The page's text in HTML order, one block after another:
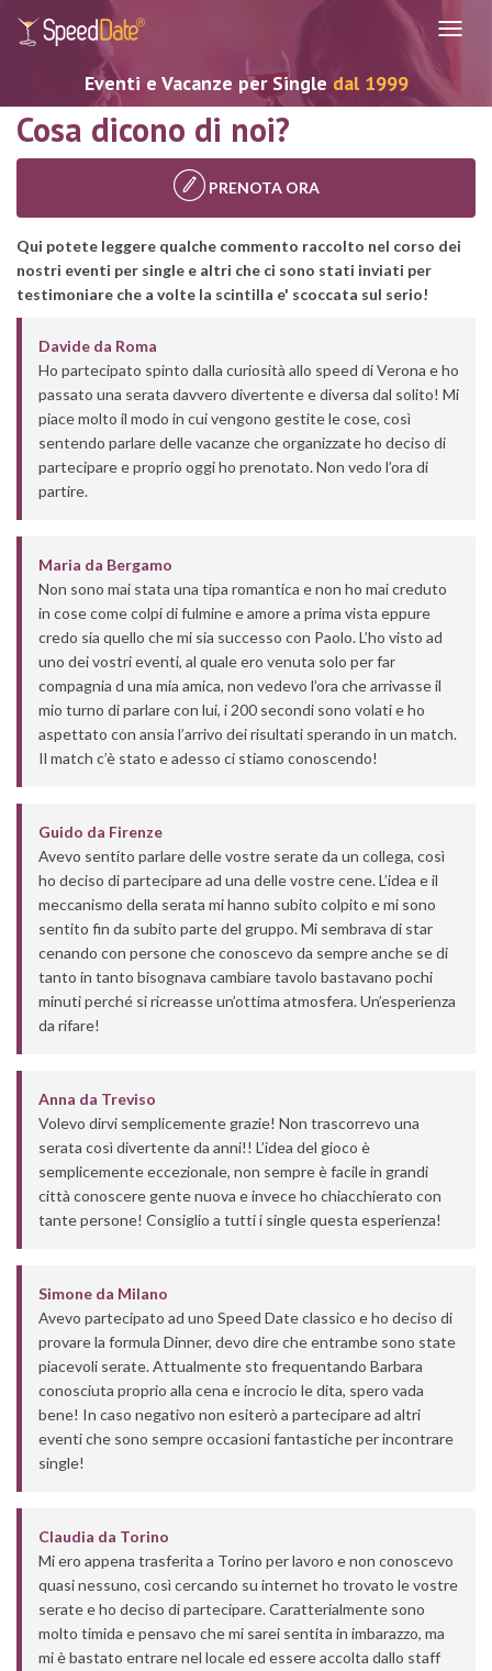
Eventi e Vacanze per Single dal 1999
Cosa dicono di noi?
PRENOTA ORA
Qui potete leggere qualche commento raccolto nel corso dei
nostri eventi per single e altri che ci sono stati inviati per
testimoniare che a volte la scintilla e' scoccata sul serio!
Davide da Roma
Ho partecipato spinto dalla curiosità allo speed di Verona e ho
passato una serata davvero divertente e diversa dal solito! Mi
piace molto il modo in cui vengono gestite le cose, così
sentendo parlare delle vacanze che organizzate ho deciso di
partecipare e proprio oggi ho prenotato. Non vedo l’ora di
partire.
Maria da Bergamo
Non sono mai stata una tipa romantica e non ho mai creduto
in cose come colpi di fulmine e amore a prima vista eppure
credo sia quello che mi sia successo con Paolo. L’ho visto ad
uno dei vostri eventi, al quale ero venuta solo per far
compagnia d una mia amica, non vedevo l’ora che arrivasse il
mio turno di parlare con lui, i 200 secondi sono volati e ho
aspettato con ansia l’arrivo dei risultati sperando in un match.
Il match c’è stato e adesso ci stiamo conoscendo!
Guido da Firenze
Avevo sentito parlare delle vostre serate da un collega, così
ho deciso di partecipare ad una delle vostre cene. L’idea e il
meccanismo della serata mi hanno subito colpito e mi sono
sentito fin da subito parte del gruppo. Mi sembrava di star
cenando con persone che conoscevo da sempre anche se di
tanto in tanto bisognava cambiare tavolo bastavano pochi
minuti perché si ricreasse un’ottima atmosfera. Un’esperienza
da rifare!
Anna da Treviso
Volevo dirvi semplicemente grazie! Non trascorrevo una
serata così divertente da anni!! L’idea del gioco è
semplicemente eccezionale, non sempre è facile in grandi
città conoscere gente nuova e invece ho chiacchierato con
tante persone! Consiglio a tutti i single questa esperienza!
Simone da Milano
Avevo partecipato ad uno Speed Date classico e ho deciso di
provare la formula Dinner, devo dire che entrambe sono state
piacevoli serate. Attualmente sto frequentando Barbara
conosciuta proprio alla cena e incrocio le dita, spero vada
bene! In caso negativo non esiterò a partecipare ad altri
eventi che sono sempre occasioni fantastiche per incontrare
single!
Claudia da Torino
Mi ero appena trasferita a Torino per lavoro e non conoscevo
quasi nessuno, così cercando su internet ho trovato le vostre
serate e ho deciso di partecipare. Caratterialmente sono
molto timida e pensavo che mi sarei sentita in imbarazzo, ma
mi è bastato entrare nel locale ed essere accolta dallo staff